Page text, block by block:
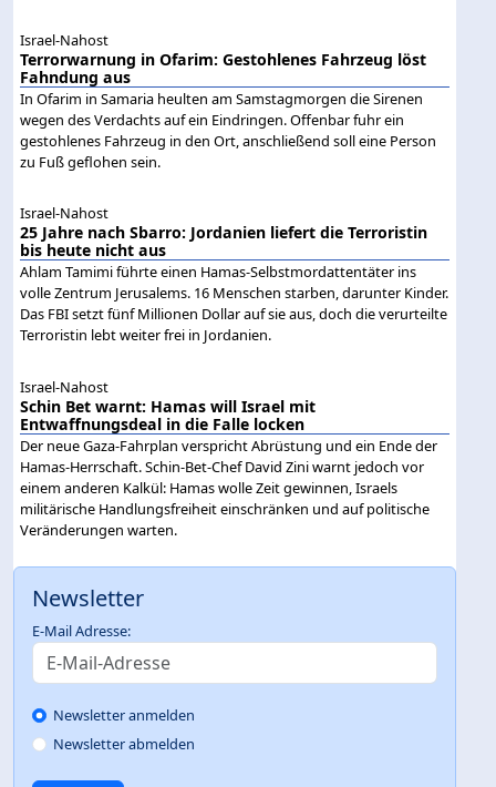
Israel-Nahost
Terrorwarnung in Ofarim: Gestohlenes Fahrzeug löst
Fahndung aus
In Ofarim in Samaria heulten am Samstagmorgen die Sirenen
wegen des Verdachts auf ein Eindringen. Offenbar fuhr ein
gestohlenes Fahrzeug in den Ort, anschließend soll eine Person
zu Fuß geflohen sein.
Israel-Nahost
25 Jahre nach Sbarro: Jordanien liefert die Terroristin
bis heute nicht aus
Ahlam Tamimi führte einen Hamas-Selbstmordattentäter ins
volle Zentrum Jerusalems. 16 Menschen starben, darunter Kinder.
Das FBI setzt fünf Millionen Dollar auf sie aus, doch die verurteilte
Terroristin lebt weiter frei in Jordanien.
Israel-Nahost
Schin Bet warnt: Hamas will Israel mit
Entwaffnungsdeal in die Falle locken
Der neue Gaza-Fahrplan verspricht Abrüstung und ein Ende der
Hamas-Herrschaft. Schin-Bet-Chef David Zini warnt jedoch vor
einem anderen Kalkül: Hamas wolle Zeit gewinnen, Israels
militärische Handlungsfreiheit einschränken und auf politische
Veränderungen warten.
Newsletter
E-Mail Adresse:
Newsletter anmelden
Newsletter abmelden